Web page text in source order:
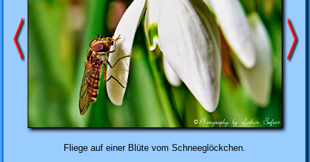
Fliege auf einer Blüte vom Schneeglöckchen.